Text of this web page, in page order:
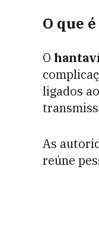
O que
O
ligados
As
reúne